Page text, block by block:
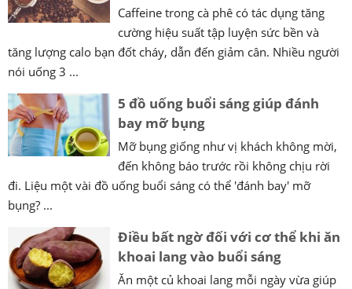
Caffeine trong cà phê có tác dụng tăng
cường hiệu suất tập luyện sức bền và
tăng lượng calo bạn đốt cháy, dẫn đến giảm cân. Nhiều người
nói uống 3 ...
5 đồ uống buổi sáng giúp đánh
bay mỡ bụng
Mỡ bụng giống như vị khách không mời,
đến không báo trước rồi không chịu rời
đi. Liệu một vài đồ uống buổi sáng có thể 'đánh bay' mỡ
bụng? ...
Điều bất ngờ đối với cơ thể khi ăn
khoai lang vào buổi sáng
Ăn một củ khoai lang mỗi ngày vừa giúp